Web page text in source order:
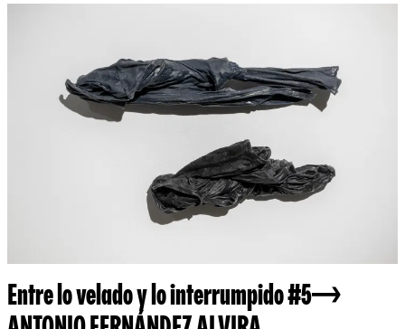
Entre lo velado y lo interrumpido #5